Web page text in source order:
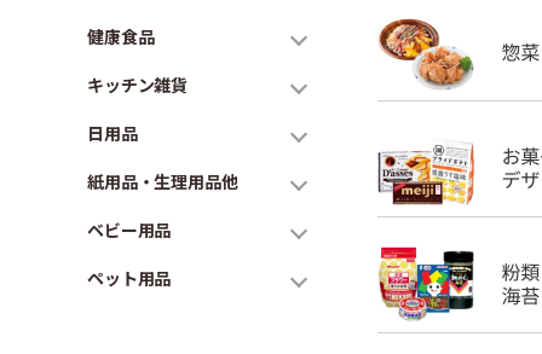
健康食品
キッチン雑貨
日用品
紙用品・生理用品他
ベビー用品
ペット用品